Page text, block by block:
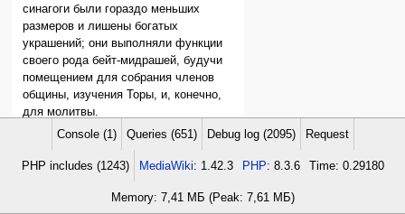
синагоги были гораздо меньших
размеров и лишены богатых
украшений; они выполняли функции
своего рода бейт-мидрашей, будучи
помещением для собрания членов
общины, изучения Торы, и, конечно,
для молитвы.
Здесь проводились трапезы
конгрегации, в частности,
шлишит, и в обиходе синагогу
В хасидской синагоге не было
Console (1) Queries (651) Debug log (2095) Request
PHP includes (1243) MediaWiki: 1.42.3 PHP: 8.3.6 Time: 0.29180
Memory: 7,41 МБ (Peak: 7,61 МБ)